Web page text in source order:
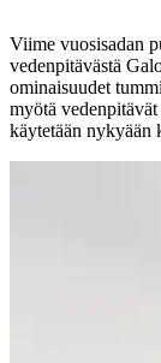
Viime vuosisadan
vedenpitävästä
ominaisuudet
myötä
käytetään nykyään